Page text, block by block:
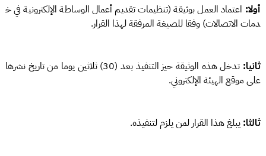
أولا: اعتماد العمل بوثيقة (تنظيمات تقديم أعمال الوساطة الإلكترونية في خ
دمات الاتصالات) وفقا للصيغة المرفقة لهذا القرار.
ثانيا:
تدخل هذه الوثيقة حيز التنفيذ بعد (30) ثلاثين يوما من تاريخ نشرها
على موقع الهيئة الإلكتروني.
ثالثا: يبلغ هذا القرار لمن يلزم لتنفيذه.